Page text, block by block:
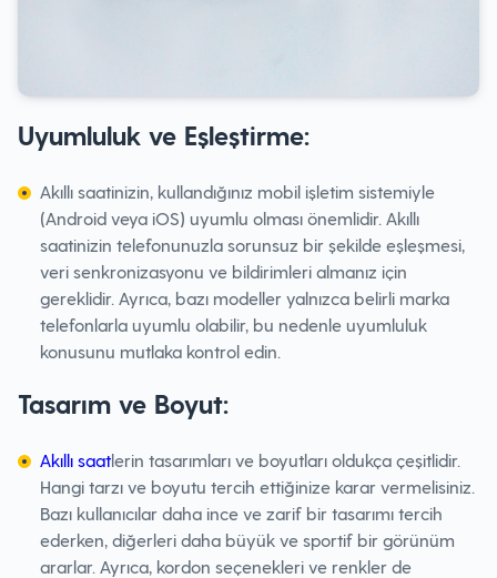
Uyumluluk ve Eşleştirme:
Akıllı saatinizin, kullandığınız mobil işletim sistemiyle
(Android veya iOS) uyumlu olması önemlidir. Akıllı
saatinizin telefonunuzla sorunsuz bir şekilde eşleşmesi,
veri senkronizasyonu ve bildirimleri almanız için
gereklidir. Ayrıca, bazı modeller yalnızca belirli marka
telefonlarla uyumlu olabilir, bu nedenle uyumluluk
konusunu mutlaka kontrol edin.
Tasarım ve Boyut:
Akıllı saatlerin tasarımları ve boyutları oldukça çeşitlidir.
Hangi tarzı ve boyutu tercih ettiğinize karar vermelisiniz.
Bazı kullanıcılar daha ince ve zarif bir tasarımı tercih
ederken, diğerleri daha büyük ve sportif bir görünüm
ararlar. Ayrıca, kordon seçenekleri ve renkler de